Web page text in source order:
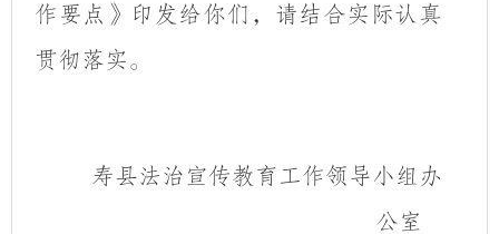
作要点》印发给你们，请结合实际认真
贯彻落实。
寿县法治宣传教育工作领导小组办
公室